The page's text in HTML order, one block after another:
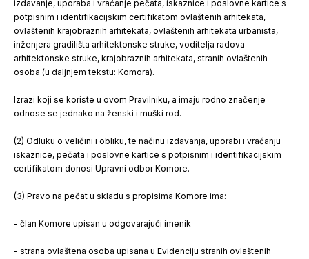
izdavanje, uporaba i vraćanje pečata, iskaznice i poslovne kartice s
potpisnim i identifikacijskim certifikatom ovlaštenih arhitekata,
ovlaštenih krajobraznih arhitekata, ovlaštenih arhitekata urbanista,
inženjera gradilišta arhitektonske struke, voditelja radova
arhitektonske struke, krajobraznih arhitekata, stranih ovlaštenih
osoba (u daljnjem tekstu: Komora).
Izrazi koji se koriste u ovom Pravilniku, a imaju rodno značenje
odnose se jednako na ženski i muški rod.
(2) Odluku o veličini i obliku, te načinu izdavanja, uporabi i vraćanju
iskaznice, pečata i poslovne kartice s potpisnim i identifikacijskim
certifikatom donosi Upravni odbor Komore.
(3) Pravo na pečat u skladu s propisima Komore ima:
- član Komore upisan u odgovarajući imenik
- strana ovlaštena osoba upisana u Evidenciju stranih ovlaštenih